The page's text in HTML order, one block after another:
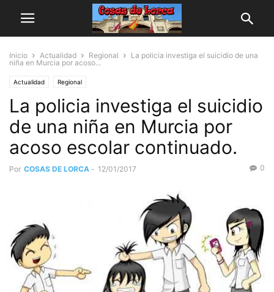
Inicio Actualidad Regional
La policia investiga el suicidio de una
niña en Murcia por acoso...
Actualidad Regional
La policia investiga el suicidio
de una niña en Murcia por
acoso escolar continuado.
Por COSAS DE LORCA - 12/01/2017 0